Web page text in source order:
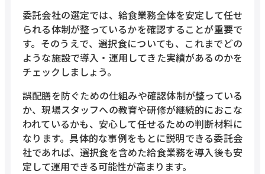
委託会社の選定では、給食業務全体を安定して任せ
られる体制が整っているかを確認することが重要で
す。そのうえで、選択食についても、これまでどの
ような施設で導入・運用してきた実績があるのかを
チェックしましょう。
誤配膳を防ぐための仕組みや確認体制が整っている
か、現場スタッフへの教育や研修が継続的におこな
われているかも、安心して任せるための判断材料に
なります。具体的な事例をもとに説明できる委託会
社であれば、選択食を含めた給食業務を導入後も安
定して運用できる可能性が高まります。